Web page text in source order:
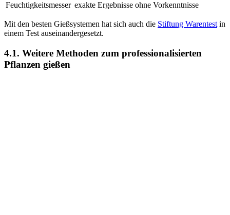
Feuchtigkeitsmesser exakte Ergebnisse ohne Vorkenntnisse
Mit den besten Gießsystemen hat sich auch die Stiftung Warentest in
einem Test auseinandergesetzt.
4.1. Weitere Methoden zum professionalisierten
Pflanzen gießen